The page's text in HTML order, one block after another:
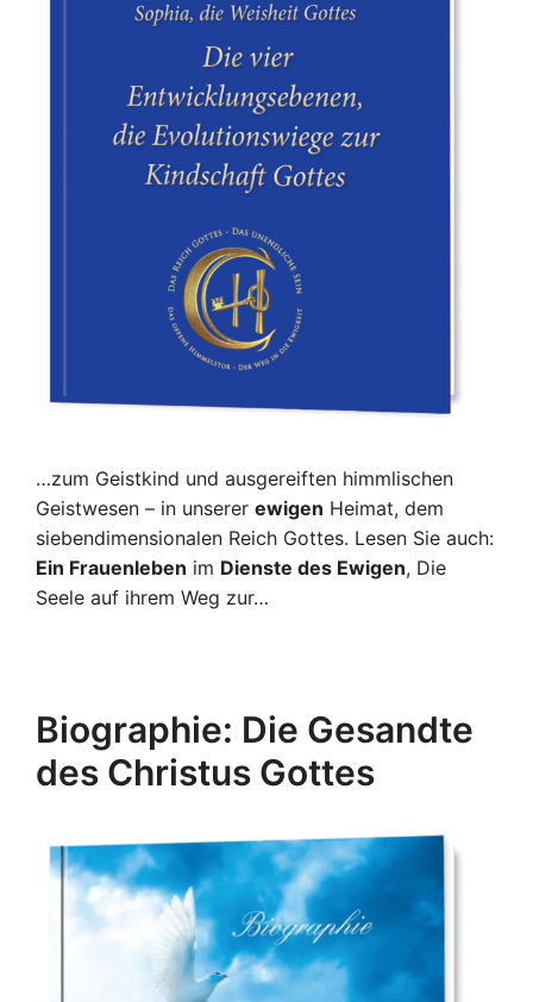
…zum Geistkind und ausgereiften himmlischen
Geistwesen – in unserer ewigen Heimat, dem
siebendimensionalen Reich Gottes. Lesen Sie auch:
Ein Frauenleben im Dienste des Ewigen, Die
Seele auf ihrem Weg zur…
Biographie: Die Gesandte
des Christus Gottes